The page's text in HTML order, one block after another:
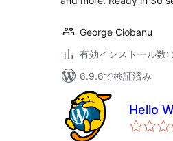
George Ciobanu
有効インストール数:
6.9.6で検証済み
Hello